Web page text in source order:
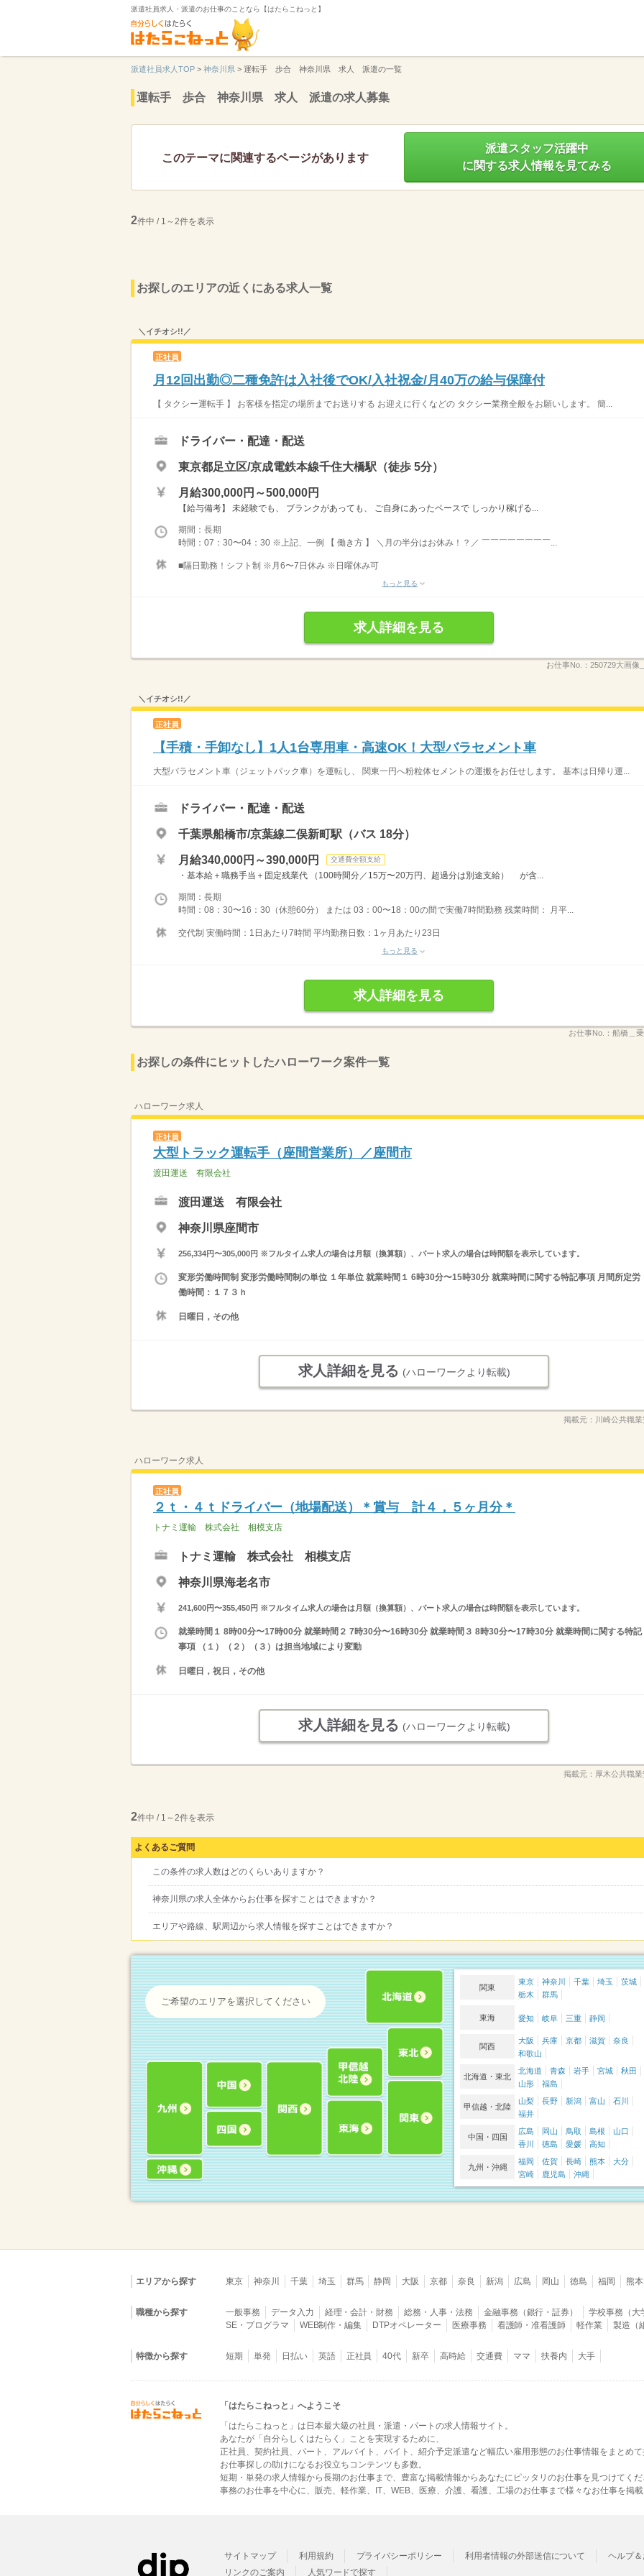
派遣社員求人・派遣のお仕事のことなら【はたらこねっと】
派遣社員求人TOP > 神奈川県 > 運転手 歩合 神奈川県 求人 派遣の一覧
運転手 歩合 神奈川県 求人 派遣の求人募集
このテーマに関連するページがあります
派遣スタッフ活躍中
に関する求人情報を見てみる
2件中 / 1～2件を表示
お探しのエリアの近くにある求人一覧
＼イチオシ!!／
正社員
月12回出勤◎二種免許は入社後でOK/入社祝金/月40万の給与保障付
【 タクシー運転手 】 お客様を指定の場所までお送りする お迎えに行くなどの タクシー業務全般をお願いします。 簡...
ドライバー・配達・配送
東京都足立区/京成電鉄本線千住大橋駅（徒歩 5分）
月給300,000円～500,000円
【給与備考】 未経験でも、 ブランクがあっても、 ご自身にあったペースで しっかり稼げる...
期間：長期
時間：07：30〜04：30 ※上記、一例 【 働き方 】 ＼月の半分はお休み！？／ ￣￣￣￣￣￣￣￣...
■隔日勤務！シフト制 ※月6〜7日休み ※日曜休み可
もっと見る
求人詳細を見る
お仕事No.： 250729大画像
＼イチオシ!!／
正社員
【手積・手卸なし】1人1台専用車・高速OK！大型バラセメント車
大型バラセメント車（ジェットパック車）を運転し、 関東一円へ粉粒体セメントの運搬をお任せします。 基本は日帰り運...
ドライバー・配達・配送
千葉県船橋市/京葉線二俣新町駅（バス 18分）
月給340,000円～390,000円 交通費全額支給
・基本給＋職務手当＋固定残業代 （100時間分／15万〜20万円、超過分は別途支給） が含...
期間：長期
時間：08：30〜16：30（休憩60分） または 03：00〜18：00の間で実働7時間勤務 残業時間： 月平...
交代制 実働時間：1日あたり7時間 平均勤務日数：1ヶ月あたり23日
もっと見る
求人詳細を見る
お仕事No.： 船橋＿
お探しの条件にヒットしたハローワーク案件一覧
ハローワーク求人
正社員
大型トラック運転手（座間営業所）／座間市
渡田運送 有限会社
渡田運送 有限会社
神奈川県座間市
256,334円〜305,000円 ※フルタイム求人の場合は月額（換算額）、パート求人の場合は時間額を表示しています。
変形労働時間制 変形労働時間制の単位 １年単位 就業時間１ 6時30分〜15時30分 就業時間に関する特記事項 月間所定労
働時間：１７３ｈ
日曜日，その他
求人詳細を見る (ハローワークより転載)
掲載元： 川崎公共職
ハローワーク求人
正社員
２ｔ・４ｔドライバー（地場配送）＊賞与 計４，５ヶ月分＊
トナミ運輸 株式会社 相模支店
トナミ運輸 株式会社 相模支店
神奈川県海老名市
241,600円〜355,450円 ※フルタイム求人の場合は月額（換算額）、パート求人の場合は時間額を表示しています。
就業時間１ 8時00分〜17時00分 就業時間２ 7時30分〜16時30分 就業時間３ 8時30分〜17時30分 就業時間に関する特記
事項 （１）（２）（３）は担当地域により変動
日曜日，祝日，その他
求人詳細を見る (ハローワークより転載)
掲載元： 厚木公共職
2件中 / 1～2件を表示
よくあるご質問
この条件の求人数はどのくらいありますか？
神奈川県の求人全体からお仕事を探すことはできますか？
エリアや路線、駅周辺から求人情報を探すことはできますか？
ご希望のエリアを選択してください
関東
東京 神奈川 千葉 埼玉
茨城
栃木
群馬
東海 愛知 岐阜 三重 静岡
関西
大阪 兵庫 京都 滋賀
奈良
和歌山
北海道・東北
北海道 青森 岩手 宮城
秋田
山形
福島
甲信越・北陸
山梨 長野 新潟 富山
石川
福井
中国・四国
広島 岡山 鳥取 島根
山口
香川
徳島 愛媛 高知
九州・沖縄
福岡 佐賀 長崎 熊本
大分
宮崎
鹿児島 沖縄
エリアから探す 東京 神奈川 千葉 埼玉 群馬 静岡 大阪 京都 奈良 新潟 広島 岡山 徳島 福岡 熊本
職種から探す 一般事務 データ入力 経理・会計・財務 総務・人事・法務 金融事務（銀行・証券）
学校事務（大
SE・プログラマ
WEB制作・編集 DTPオペレーター 医療事務 看護師・准看護師 軽作業 製造（
特徴から探す 短期 単発 日払い 英語 正社員 40代 新卒 高時給 交通費 ママ 扶養内 大手
「はたらこねっと」へようこそ
「はたらこねっと」は日本最大級の社員・派遣・パートの求人情報サイト。
あなたが「自分らしくはたらく」ことを実現するために、
正社員、契約社員、パート、アルバイト、バイト、紹介予定派遣など幅広い雇用形態のお仕事情報をまとめ
お仕事探しの助けになるお役立ちコンテンツも多数。
短期・単発の求人情報から長期のお仕事まで、豊富な掲載情報からあなたにピッタリのお仕事を見つけてく
事務のお仕事を中心に、販売、軽作業、IT、WEB、医療、介護、看護、工場のお仕事まで様々なお仕事を掲
サイトマップ 利用規約 プライバシーポリシー 利用者情報の外部送信について
ヘルプ
リンクのご案内
人気ワードで探す